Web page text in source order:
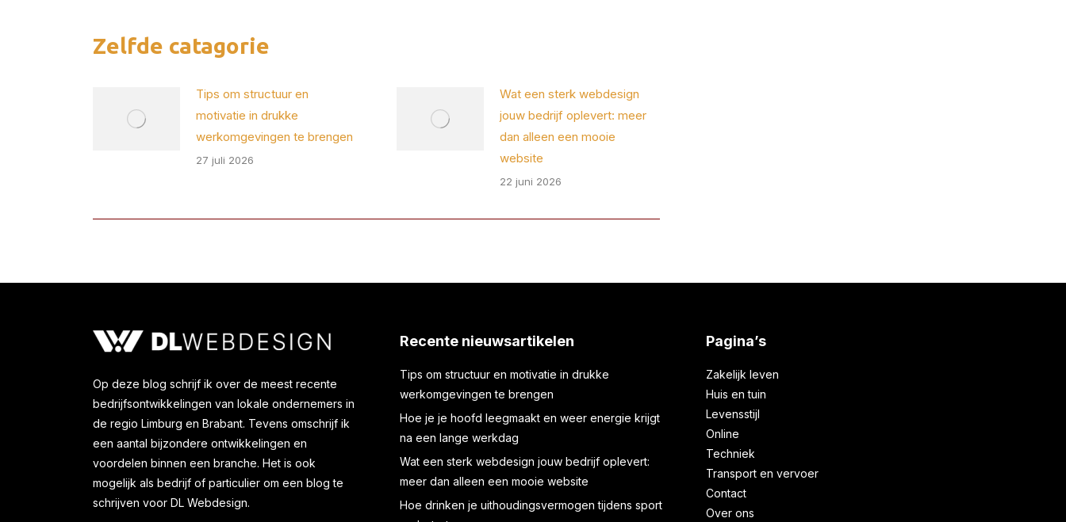
Zelfde catagorie
Tips om structuur en
motivatie in drukke
werkomgevingen te brengen
27 juli 2026
Wat een sterk webdesign
jouw bedrijf oplevert: meer
dan alleen een mooie
website
22 juni 2026
Op deze blog schrijf ik over de meest recente
bedrijfsontwikkelingen van lokale ondernemers in
de regio Limburg en Brabant. Tevens omschrijf ik
een aantal bijzondere ontwikkelingen en
voordelen binnen een branche. Het is ook
mogelijk als bedrijf of particulier om een blog te
schrijven voor DL Webdesign.
Recente nieuwsartikelen
Tips om structuur en motivatie in drukke
werkomgevingen te brengen
Hoe je je hoofd leegmaakt en weer energie krijgt
na een lange werkdag
Wat een sterk webdesign jouw bedrijf oplevert:
meer dan alleen een mooie website
Hoe drinken je uithoudingsvermogen tijdens sport
Pagina’s
Zakelijk leven
Huis en tuin
Levensstijl
Online
Techniek
Transport en vervoer
Contact
Over ons